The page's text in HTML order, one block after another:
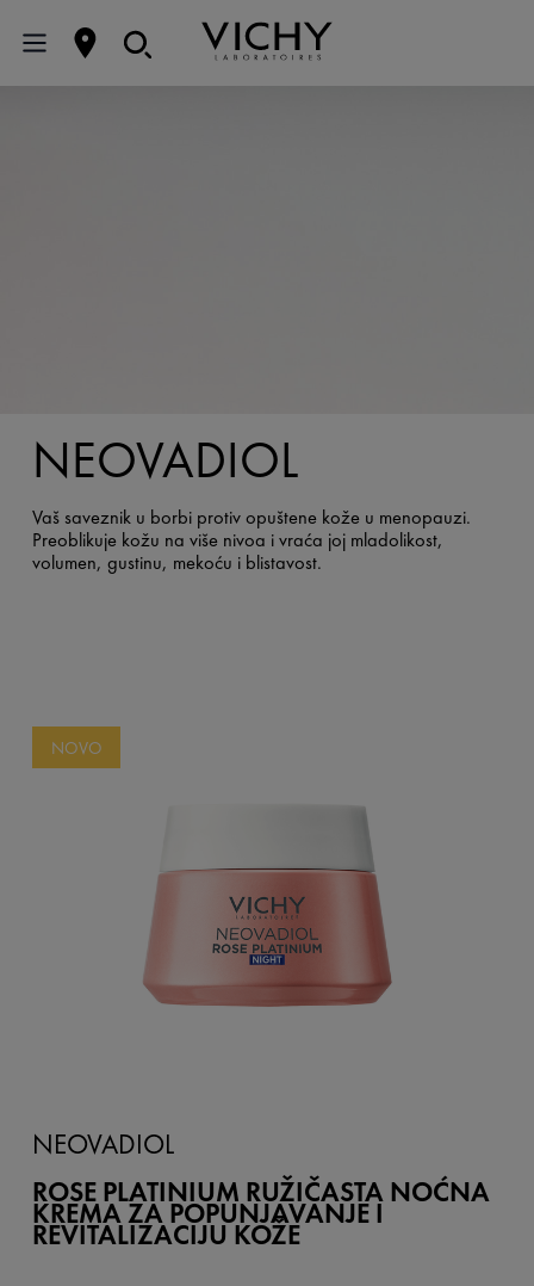
NEOVADIOL
Vaš saveznik u borbi protiv opuštene kože u menopauzi.
Preoblikuje kožu na više nivoa i vraća joj mladolikost,
volumen, gustinu, mekoću i blistavost.
NOVO
NEOVADIOL
ROSE PLATINIUM RUŽIČASTA NOĆNA
KREMA ZA POPUNJAVANJE I
REVITALIZACIJU KOŽE